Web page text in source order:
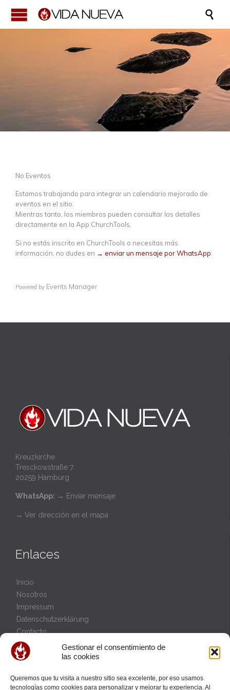
Gestionar el consentimiento de
las cookies
Queremos que tu visita a nuestro sitio sea excelente, por eso usamos
tecnologías como cookies para personalizar y mejorar tu experiencia. Al

No Eventos
Estamos trabajando para integrar un calendario mejorado de
eventos en el sitio.
Mientras tanto, los miembros pueden consultar los detalles
directamente en la App ChurchTools.
Si no estás inscrito en ChurchTools o necesitas más
información, no dudes en → enviar un mensaje por WhatsApp
Powered by Events Manager
Kreuzkirche
Tresckowstraße 7.
20259 Hamburg
WhatsApp: → Enviar mensaje
→ Ver dirección en el mapa
Enlaces
Inicio
Nosotros
Impressum
Datenschutzerklärung
Contacto
Política de cookies (UE)
Eventos